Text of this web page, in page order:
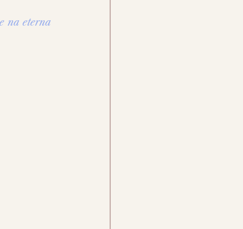
na eterna